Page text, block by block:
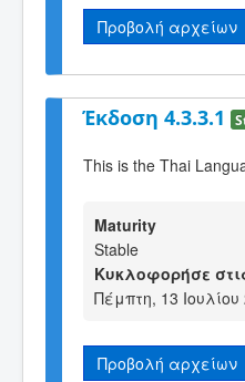
Προβολή αρχείων
Έκδοση 4.3.3.1
This is the Thai
Maturity
Stable
Κυκλοφορήσε
Πέμπτη, 13 Ιουλίου
Προβολή αρχείων